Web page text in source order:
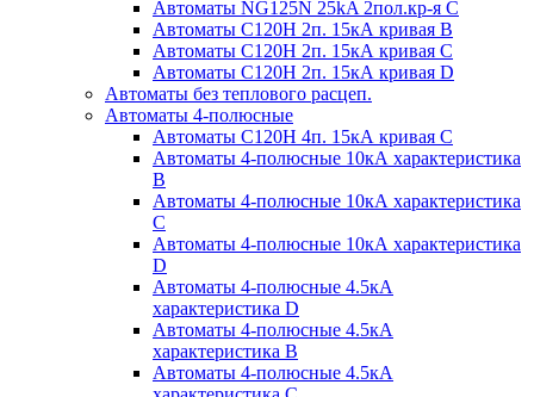
Автоматы NG125N 25kA 2пол.кр-я C
Автоматы С120H 2п. 15кА кривая B
Автоматы С120H 2п. 15кА кривая C
Автоматы С120H 2п. 15кА кривая D
Автоматы без теплового расцеп.
Автоматы 4-полюсные
Автоматы С120H 4п. 15кА кривая C
Автоматы 4-полюсные 10кА характеристика
B
Автоматы 4-полюсные 10кА характеристика
C
Автоматы 4-полюсные 10кА характеристика
D
Автоматы 4-полюсные 4.5кА
характеристика D
Автоматы 4-полюсные 4.5кА
характеристика В
Автоматы 4-полюсные 4.5кА